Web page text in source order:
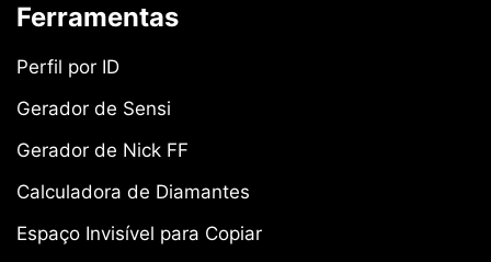
Ferramentas
Perfil por ID
Gerador de Sensi
Gerador de Nick FF
Calculadora de Diamantes
Espaço Invisível para Copiar